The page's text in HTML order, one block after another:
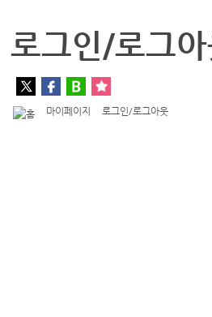
로그인/로그
마이페이지 로그인/로그아웃